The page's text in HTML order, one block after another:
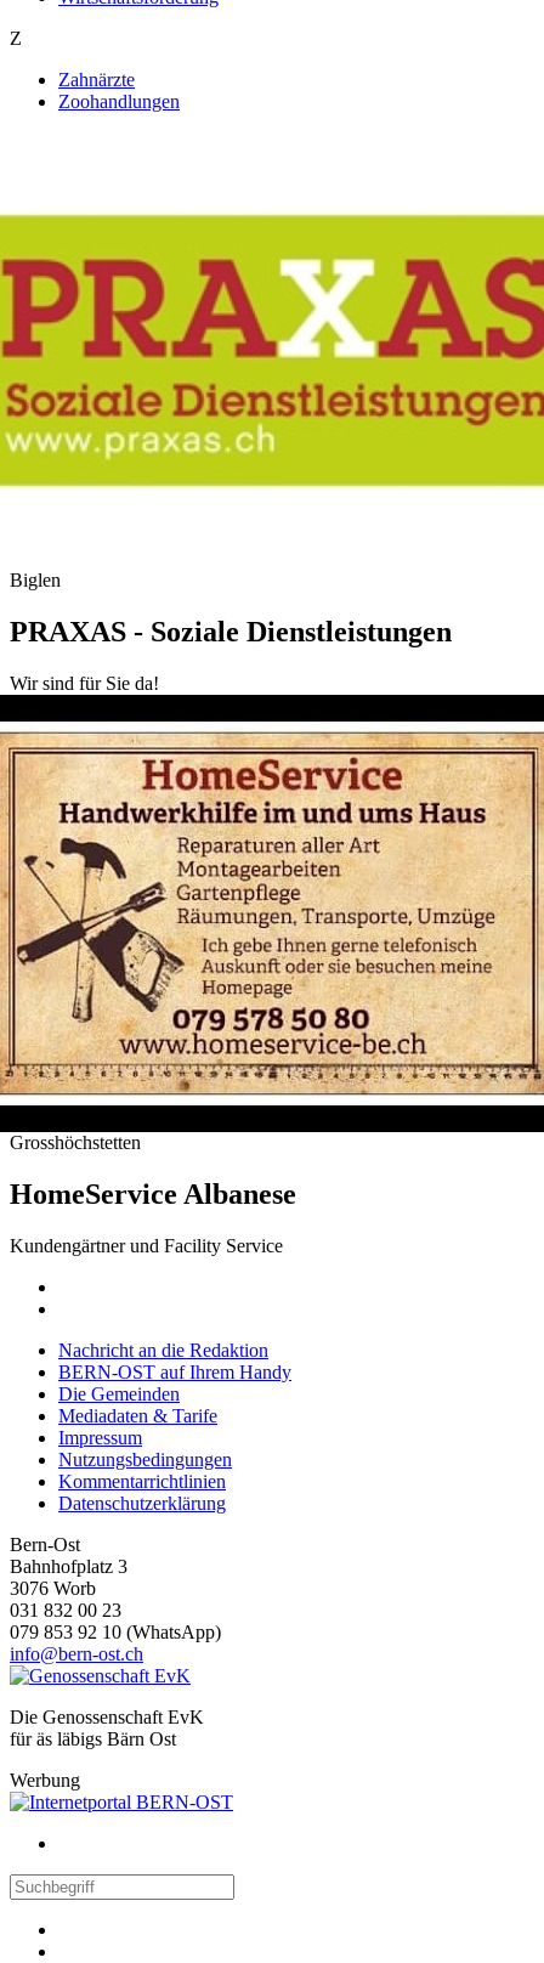
Z
Zahnärzte
Zoohandlungen
Biglen
PRAXAS - Soziale Dienstleistungen
Wir sind für Sie da!
Grosshöchstetten
HomeService Albanese
Kundengärtner und Facility Service
Nachricht an die Redaktion
BERN-OST auf Ihrem Handy
Die Gemeinden
Mediadaten & Tarife
Impressum
Nutzungsbedingungen
Kommentarrichtlinien
Datenschutzerklärung
Bern-Ost
Bahnhofplatz 3
3076 Worb
031 832 00 23
079 853 92 10 (WhatsApp)
info@bern-ost.ch
Die Genossenschaft EvK
für äs läbigs Bärn Ost
Werbung